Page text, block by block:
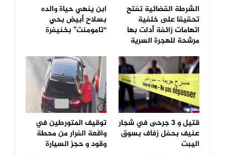
الشرطة القضائية تفتح
تحقيقا على خلفية
اتهامات زائفة أدلت بها
مرشحة للهجرة السرية
ابن ينهي حياة والده
بسلاح أبيض بحي
“تامومنت” بخنيفرة
قتيل و 3 جرحى في شجار
عنيف بحفل زفاف بسوق
اليبت
توقيف المتورطين في
واقعة الفرار من محطة
وقود و حجز السيارة